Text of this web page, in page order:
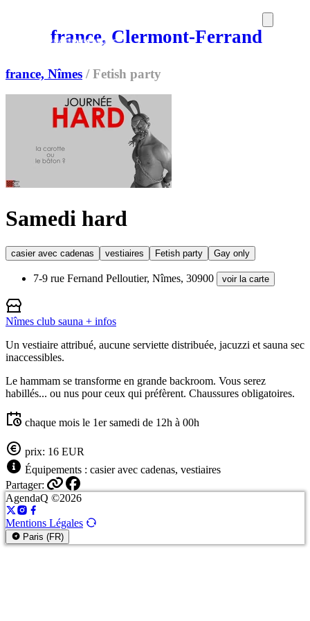
france, Clermont-Ferrand
SORTIESMEDIAMAG
france, Nîmes / Fetish party
Samedi hard
casier avec cadenas vestiaires Fetish party Gay only
7-9 rue Fernand Pelloutier, Nîmes, 30900 voir la carte
Nîmes club sauna + infos
Un vestiaire attribué, aucune serviette distribuée, jacuzzi et sauna sec
inaccessibles.
Le hammam se transforme en grande backroom. Vous serez
habillés... ou nus pour ceux qui préfèrent. Chaussures obligatoires.
chaque mois le 1er samedi de 12h à 00h
prix: 16 EUR
Équipements : casier avec cadenas, vestiaires
Partager:
AgendaQ ©2026
Mentions Légales
Paris (FR)